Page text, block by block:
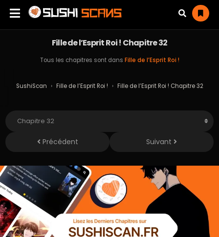
Fille de l’Esprit Roi ! Chapitre 32
Tous les chapitres sont dans Fille de l’Esprit Roi !
SushiScan › Fille de l’Esprit Roi ! › Fille de l’Esprit Roi ! Chapitre 32
Précédent Suivant